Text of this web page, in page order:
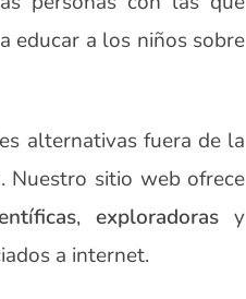
educar a los niños sobre
alternativas fuera de la
Nuestro sitio web ofrece
,exploradoras y
a internet.